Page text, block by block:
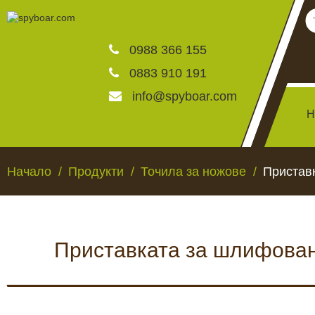
0988 366 155
0883 910 191
info@spyboar.com
ЛОВНИ КАМЕРИ ФОТОКАПАНИ НА
Ловни камери
Камери за
Начало Продукти Точила за ножове
Приставката за